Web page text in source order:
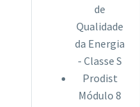
de
Qualidade
da Energia
- Classe S
Prodist
Módulo 8